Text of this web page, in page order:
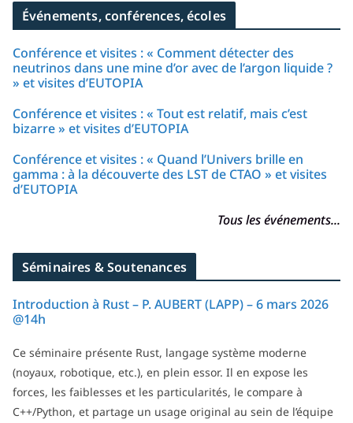
Événements, conférences, écoles
Conférence et visites : « Comment détecter des
neutrinos dans une mine d’or avec de l’argon liquide ?
» et visites d’EUTOPIA
Conférence et visites : « Tout est relatif, mais c’est
bizarre » et visites d’EUTOPIA
Conférence et visites : « Quand l’Univers brille en
gamma : à la découverte des LST de CTAO » et visites
d’EUTOPIA
Tous les événements...
Séminaires & Soutenances
Introduction à Rust – P. AUBERT (LAPP) – 6 mars 2026
@14h
Ce séminaire présente Rust, langage système moderne
(noyaux, robotique, etc.), en plein essor. Il en expose les
forces, les faiblesses et les particularités, le compare à
C++/Python, et partage un usage original au sein de l’équipe